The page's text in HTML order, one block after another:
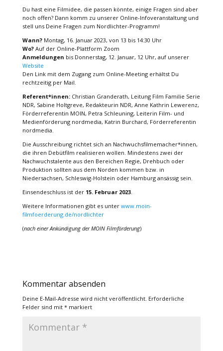
Du hast eine Filmidee, die passen könnte, einige Fragen sind aber
noch offen? Dann komm zu unserer Online-Infoveranstaltung und
stell uns Deine Fragen zum Nordlichter-Programm!
Wann?Montag, 16. Januar 2023, von 13 bis 14:30 Uhr
Wo?Auf der Online-Plattform Zoom
Anmeldungen bis Donnerstag, 12. Januar, 12 Uhr, auf unserer
Website
Den Link mit dem Zugang zum Online-Meeting erhältst Du
rechtzeitig per Mail.
Referent*innen:Christian Granderath, Leitung Film Familie Serie
NDR, Sabine Holtgreve, Redakteurin NDR, Anne Kathrin Lewerenz,
Förderreferentin MOIN, Petra Schleuning, Leiterin Film- und
Medienförderung nordmedia, Katrin Burchard, Förderreferentin
nordmedia.
Die Ausschreibung richtet sich an Nachwuchsfilmemacher*innen,
die ihren Debütfilm realisieren wollen. Mindestens zwei der
Nachwuchstalente aus den Bereichen Regie, Drehbuch oder
Produktion sollten aus dem Norden kommen bzw. in
Niedersachsen, Schleswig-Holstein oder Hamburg ansässig sein.
Einsendeschluss ist der 15. Februar 2023.
Weitere Informationen gibt es unter www.moin-
filmfoerderung.de/nordlichter
(nach einer Ankündigung der MOIN Filmförderung)
Kommentar absenden
Deine E-Mail-Adresse wird nicht veröffentlicht. Erforderliche
Felder sind mit *markiert